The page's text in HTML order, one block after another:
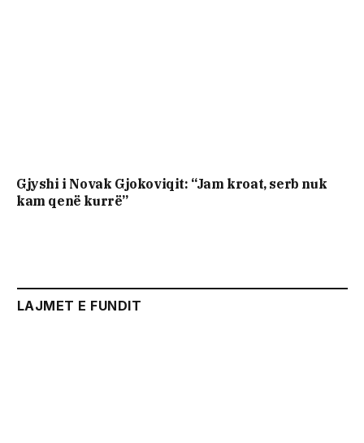
Gjyshi i Novak Gjokoviqit: “Jam kroat, serb nuk
kam qenë kurrë”
LAJMET E FUNDIT